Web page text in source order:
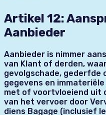
Artikel 12:
Aanbieder
Aanbieder is nimmer
van Klant of derden,
gevolgschade, gederfde
gegevens en
met of voortvloeiend uit
van het vervoer door
diens Bagage (inclusief